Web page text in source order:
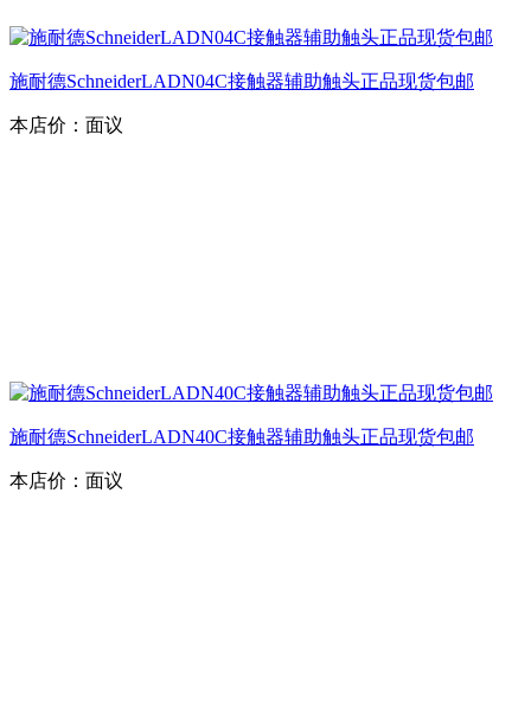
施耐德SchneiderLADN04C接触器辅助触头正品现货包邮
本店价： 面议
施耐德SchneiderLADN40C接触器辅助触头正品现货包邮
本店价： 面议